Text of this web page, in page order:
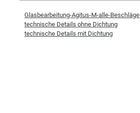
Glasbearbeitung-Agitus-M-alle-Beschläge
technische Details ohne Dichtung
technische Details mit Dichtung